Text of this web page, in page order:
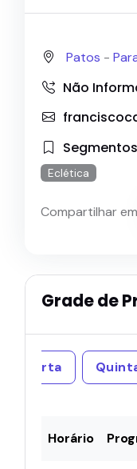
Patos -
Não
Segmentos
Eclética
Compartilhar
Grade de
Quarta
Horário